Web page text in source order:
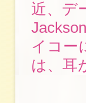
近、デ
イコー
は、耳